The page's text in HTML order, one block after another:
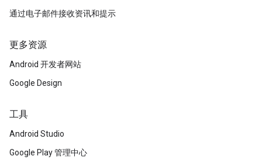
通过电子邮件接收资讯和提示
更多资源
Android 开发者网站
Google Design
工具
Android Studio
Google Play 管理中心